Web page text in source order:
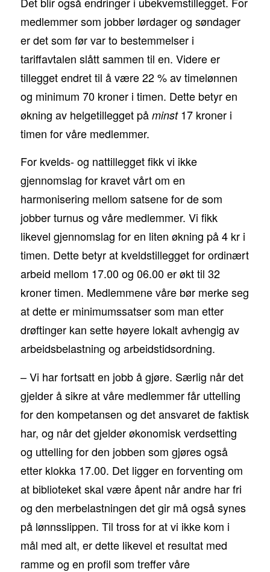
medlemmer som jobber lørdager og søndager
er det som før var to bestemmelser i
tariffavtalen slått sammen til en. Videre er
tillegget endret til å være 22 % av timelønnen
og minimum 70 kroner i timen. Dette betyr en
økning av helgetillegget på minst17 kroner i
timen for våre medlemmer.
For kvelds- og nattillegget fikk vi ikke
gjennomslag for kravet vårt om en
harmonisering mellom satsene for de som
jobber turnus og våre medlemmer. Vi fikk
likevel gjennomslag for en liten økning på 4 kr i
timen. Dette betyr at kveldstillegget for ordinært
arbeid mellom 17.00 og 06.00 er økt til 32
kroner timen. Medlemmene våre bør merke seg
at dette er minimumssatser som man etter
drøftinger kan sette høyere lokalt avhengig av
arbeidsbelastning og arbeidstidsordning.
– Vi har fortsatt en jobb å gjøre. Særlig når det
gjelder å sikre at våre medlemmer får uttelling
for den kompetansen og det ansvaret de faktisk
har, og når det gjelder økonomisk verdsetting
og uttelling for den jobben som gjøres også
etter klokka 17.00. Det ligger en forventing om
at biblioteket skal være åpent når andre har fri
og den merbelastningen det gir må også synes
på lønnsslippen. Til tross for at vi ikke kom i
mål med alt, er dette likevel et resultat med
ramme og en profil som treffer våre